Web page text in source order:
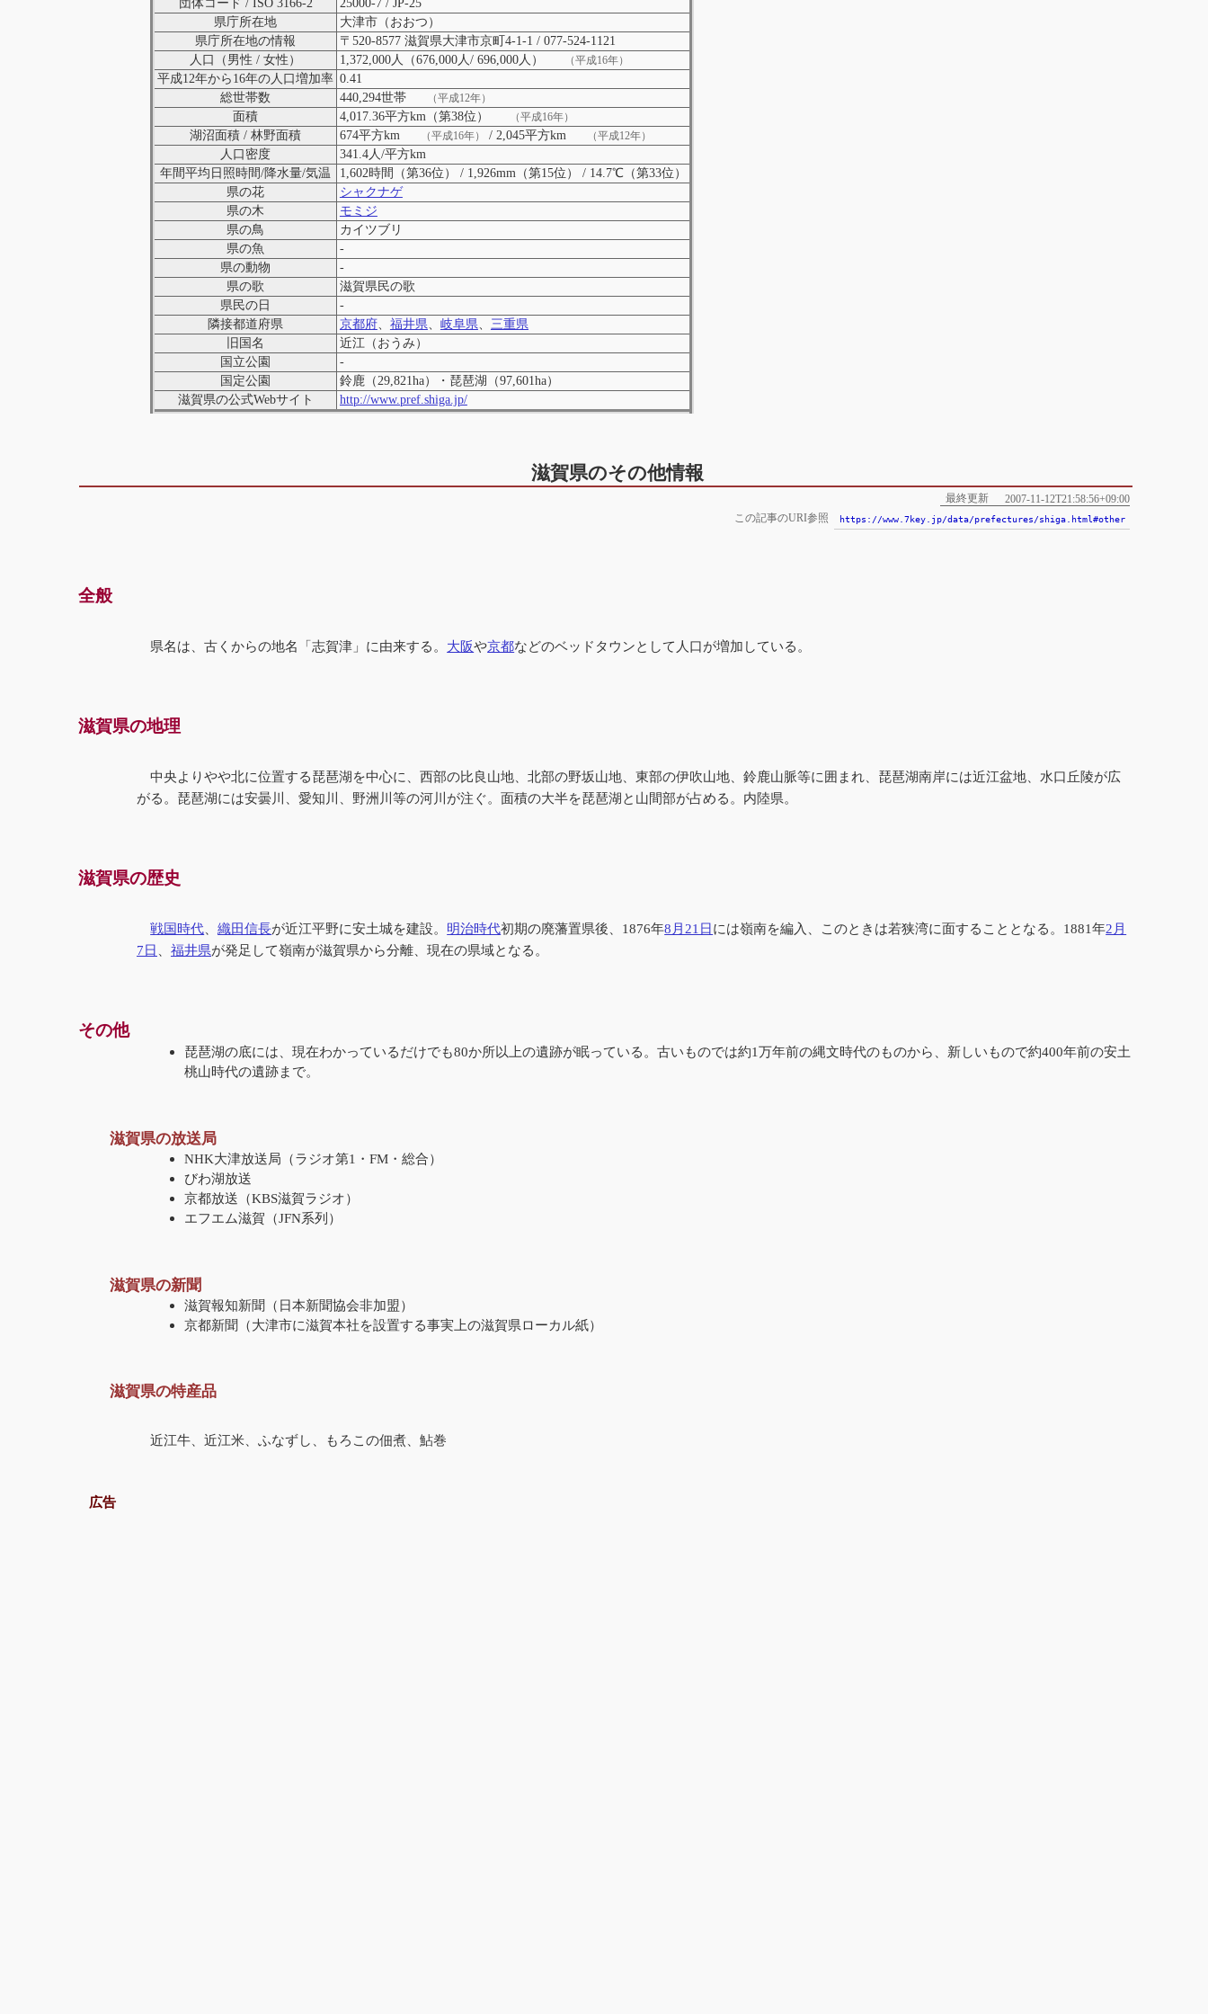
団体コード / ISO 3166-2
25000-7 / JP-25
県庁所在地
大津市（おおつ）
県庁所在地の情報
〒520-8577 滋賀県大津市京町4-1-1 / 077-524-1121
人口（男性 / 女性）
1,372,000人（676,000人/ 696,000人） （平成16年）
平成12年から16年の人口増加率 0.41
総世帯数
440,294世帯 （平成12年）
面積 4,017.36平方km（第38位） （平成16年）
湖沼面積 / 林野面積 674平方km （平成16年） / 2,045平方km （平成12年）
人口密度
341.4人/平方km
年間平均日照時間/降水量/気温
1,602時間（第36位） / 1,926mm（第15位） / 14.7℃（第33位）
県の花
シャクナゲ
県の木
モミジ
県の鳥
カイツブリ
県の魚
-
県の動物
-
県の歌
滋賀県民の歌
県民の日
-
隣接都道府県
京都府、 福井県、 岐阜県、 三重県
旧国名
近江（おうみ）
国立公園
-
国定公園
鈴鹿（29,821ha）・琵琶湖（97,601ha）
滋賀県の公式Webサイト
http://www.pref.shiga.jp/
滋賀県のその他情報
最終更新
2007-11-12T21:58:56+09:00
この記事のURI参照
https://www.7key.jp/data/prefectures/shiga.html#other
全般
県名は、古くからの地名「志賀津」に由来する。 大阪や京都などのベッドタウンとして人口が増加している。
滋賀県の地理
中央よりやや北に位置する琵琶湖を中心に、西部の比良山地、北部の野坂山地、東部の伊吹山地、鈴鹿山脈等に囲まれ、琵琶湖南岸には近江盆地、水口丘陵が広
がる。琵琶湖には安曇川、愛知川、野洲川等の河川が注ぐ。面積の大半を琵琶湖と山間部が占める。内陸県。
滋賀県の歴史
戦国時代 、織田信長が近江平野に安土城を建設。 明治時代初期の廃藩置県後、1876年8月21日には嶺南を編入、このときは若狭湾に面することとなる。1881年2月
7日
福井県が発足して嶺南が滋賀県から分離、現在の県域となる。
その他
琵琶湖の底には、現在わかっているだけでも80か所以上の遺跡が眠っている。古いものでは約1万年前の縄文時代のものから、新しいもので約400年前の安土
桃山時代の遺跡まで。
滋賀県の放送局
NHK大津放送局（ラジオ第1・FM・総合）
びわ湖放送
京都放送（KBS滋賀ラジオ）
エフエム滋賀（JFN系列）
滋賀県の新聞
滋賀報知新聞（日本新聞協会非加盟）
京都新聞（大津市に滋賀本社を設置する事実上の滋賀県ローカル紙）
滋賀県の特産品
近江牛、近江米、ふなずし、もろこの佃煮、鮎巻
広告